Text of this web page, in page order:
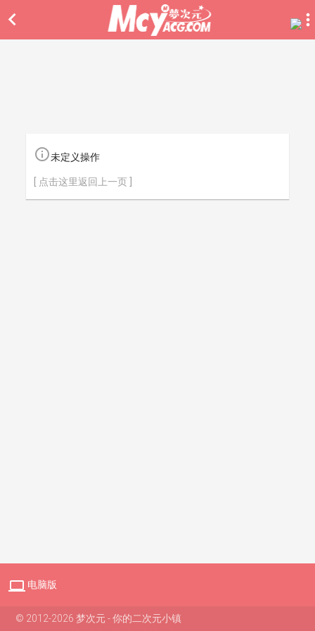

未定义操作
[ 点击这里返回上一页 ]
 电脑版
© 2012-2026 梦次元 - 你的二次元小镇